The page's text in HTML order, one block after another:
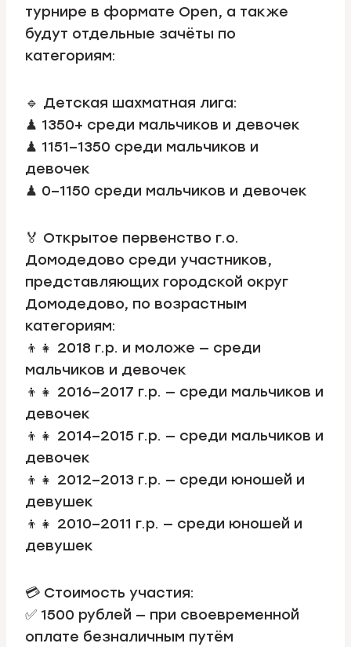
турнире в формате Open, а также
будут отдельные зачёты по
категориям:
🔹 Детская шахматная лига:
♟ 1350+ среди мальчиков и девочек
♟ 1151–1350 среди мальчиков и
девочек
♟ 0–1150 среди мальчиков и девочек
🏅 Открытое первенство г.о.
Домодедово среди участников,
представляющих городской округ
Домодедово, по возрастным
категориям:
👦👧 2018 г.р. и моложе — среди
мальчиков и девочек
👦👧 2016–2017 г.р. — среди мальчиков и
девочек
👦👧 2014–2015 г.р. — среди мальчиков и
девочек
👦👧 2012–2013 г.р. — среди юношей и
девушек
👦👧 2010–2011 г.р. — среди юношей и
девушек
💳 Стоимость участия:
✅ 1500 рублей — при своевременной
оплате безналичным путём